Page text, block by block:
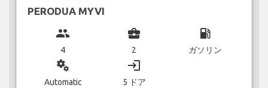
PERODUA MYVI
group
4
business_center
2
local_gas_station
ガソリン
miscellaneous_services
Automatic
login
5 ドア